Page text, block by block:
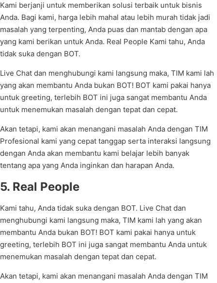
Kami berjanji untuk memberikan solusi terbaik untuk bisnis
Anda. Bagi kami, harga lebih mahal atau lebih murah tidak jadi
masalah yang terpenting, Anda puas dan mantab dengan apa
yang kami berikan untuk Anda. Real People Kami tahu, Anda
tidak suka dengan BOT.
Live Chat dan menghubungi kami langsung maka, TIM kami lah
yang akan membantu Anda bukan BOT! BOT kami pakai hanya
untuk greeting, terlebih BOT ini juga sangat membantu Anda
untuk menemukan masalah dengan tepat dan cepat.
Akan tetapi, kami akan menangani masalah Anda dengan TIM
Profesional kami yang cepat tanggap serta interaksi langsung
dengan Anda akan membantu kami belajar lebih banyak
tentang apa yang Anda inginkan dan harapan Anda.
5. Real People
Kami tahu, Anda tidak suka dengan BOT. Live Chat dan
menghubungi kami langsung maka, TIM kami lah yang akan
membantu Anda bukan BOT! BOT kami pakai hanya untuk
greeting, terlebih BOT ini juga sangat membantu Anda untuk
menemukan masalah dengan tepat dan cepat.
Akan tetapi, kami akan menangani masalah Anda dengan TIM